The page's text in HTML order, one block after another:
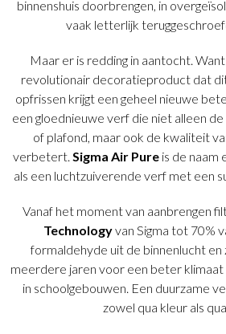
binnenshuis doorbrengen, in
vaak letterlijk
Maar er is redding in aantocht.
revolutionair decoratieproduct dat
opfrissen krijgt een geheel nieuwe
een gloednieuwe verf die niet alleen
of plafond, maar ook de kwaliteit
verbetert. Sigma Air Pureis de naam
als een luchtzuiverende verf met een
Vanaf het moment van aanbrengen
Technologyvan Sigma tot 70%
formaldehyde uit de binnenlucht en
meerdere jaren voor een beter klimaat
in schoolgebouwen. Een duurzame
zowel qua kleur als